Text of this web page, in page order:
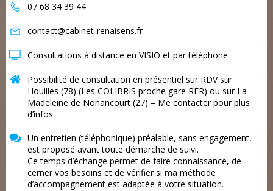
07 68 34 39 44
contact@cabinet-renaisens.fr
Consultations à distance en VISIO et par téléphone
Possibilité de consultation en présentiel sur RDV sur
Houilles (78) (Les COLIBRIS proche gare RER) ou sur La
Madeleine de Nonancourt (27) – Me contacter pour plus
d’infos.
Un entretien (téléphonique) préalable, sans engagement,
est proposé avant toute démarche de suivi.
Ce temps d’échange permet de faire connaissance, de
cerner vos besoins et de vérifier si ma méthode
d’accompagnement est adaptée à votre situation.